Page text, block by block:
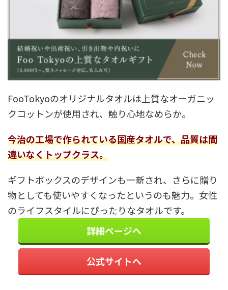
FooTokyoのオリジナルタオルは上質なオーガニッ
クコットンが使用され、触り心地なめらか。
今治の工場で作られている国産タオルで、品質は間
違いなくトップクラス。
ギフトボックスのデザインも一新され、さらに贈り
物としても使いやすくなったというのも魅力。女性
のライフスタイルにぴったりなタオルです。
詳細ページへ
公式サイトへ